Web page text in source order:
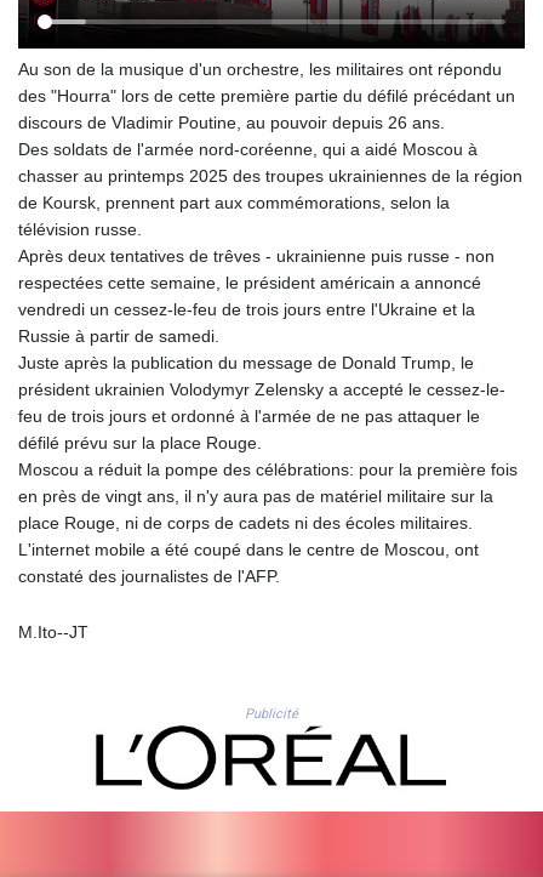
HRK 7.533413
HTG 150.826824
HUF 362.202869
IDR
20696.181862
ILS 3.470255
IMP 0.858651
INR 109.822567
1511.219527
IRR
1588317.004451
JEP 0.858651
JMD 183.31537
JOD 0.819133
KES 149.462068
KGS 101.031383
KHR
4675.351658
LAK
Au son de la musique d'un orchestre, les militaires ont répondu
des "Hourra" lors de cette première partie du défilé précédant un
discours de Vladimir Poutine, au pouvoir depuis 26 ans.
Des soldats de l'armée nord-coréenne, qui a aidé Moscou à
chasser au printemps 2025 des troupes ukrainiennes de la région
de Koursk, prennent part aux commémorations, selon la
télévision russe.
Après deux tentatives de trêves - ukrainienne puis russe - non
respectées cette semaine, le président américain a annoncé
vendredi un cessez-le-feu de trois jours entre l'Ukraine et la
Russie à partir de samedi.
Juste après la publication du message de Donald Trump, le
président ukrainien Volodymyr Zelensky a accepté le cessez-le-
feu de trois jours et ordonné à l'armée de ne pas attaquer le
défilé prévu sur la place Rouge.
Moscou a réduit la pompe des célébrations: pour la première fois
en près de vingt ans, il n'y aura pas de matériel militaire sur la
place Rouge, ni de corps de cadets ni des écoles militaires.
L'internet mobile a été coupé dans le centre de Moscou, ont
constaté des journalistes de l'AFP.
M.Ito--JT
Publicité